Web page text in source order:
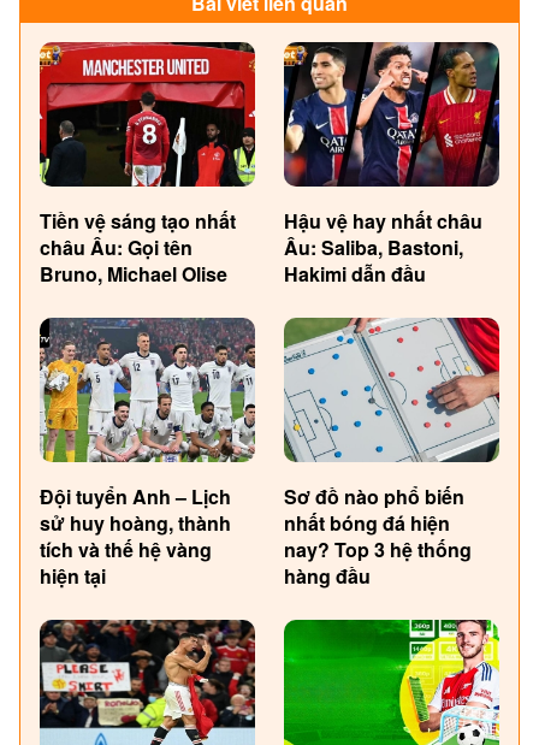
Tiền vệ sáng tạo nhất
châu Âu: Gọi tên
Bruno, Michael Olise
Hậu vệ hay nhất châu
Âu: Saliba, Bastoni,
Hakimi dẫn đầu
Đội tuyển Anh – Lịch
sử huy hoàng, thành
tích và thế hệ vàng
hiện tại
Sơ đồ nào phổ biến
nhất bóng đá hiện
nay? Top 3 hệ thống
hàng đầu